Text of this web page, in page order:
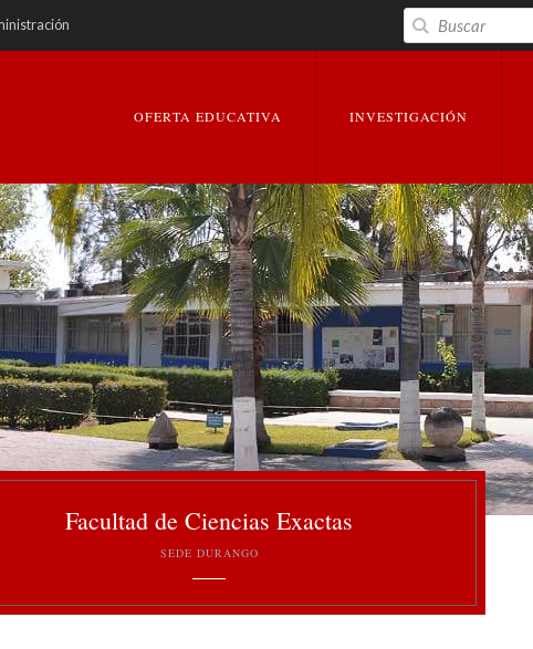
Buscar
EXPANDIR
OFERTA EDUCATIVA EXPANDIR
INVESTIGACIÓN
Facultad de Ciencias Exactas
SEDE DURANGO